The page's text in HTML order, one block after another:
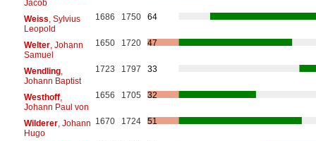
Jacob
Weiss , Sylvius
Leopold
1686 1750 64
Welter, Johann
Samuel
1650 1720 47
Wendling,
Johann Baptist
1723 1797 33
Westhoff,
Johann Paul von
1656 1705 32
Wilderer, Johann
Hugo
1670 1724 51